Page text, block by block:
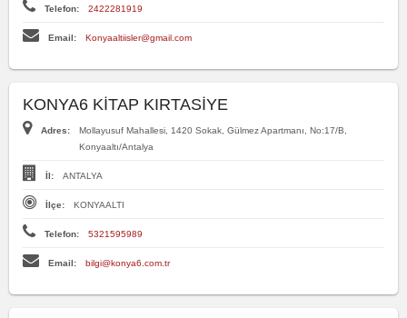
Telefon: 2422281919
Email: Konyaaltiisler@gmail.com
KONYA6 KİTAP KIRTASİYE
Adres:
Mollayusuf Mahallesi, 1420 Sokak, Gülmez Apartmanı, No:17/B,
Konyaaltı/Antalya
İl: ANTALYA
İlçe: KONYAALTI
Telefon: 5321595989
Email: bilgi@konya6.com.tr